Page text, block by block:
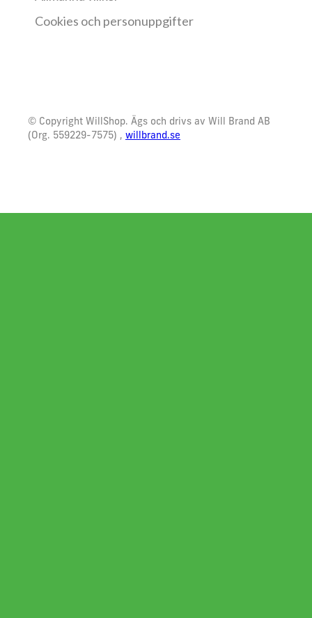
Cookies och personuppgifter
© Copyright WillShop. Ägs och drivs av Will Brand AB
(Org. 559229-7575) , willbrand.se